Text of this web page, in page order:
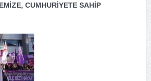
CUMHURİYETE SAHİP